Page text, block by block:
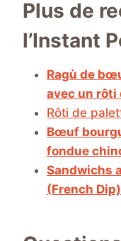
Plus de
l’Instant
Ragù de
avec un rôti
Rôti de
Bœuf
fondue
Sandwichs
(French Dip)